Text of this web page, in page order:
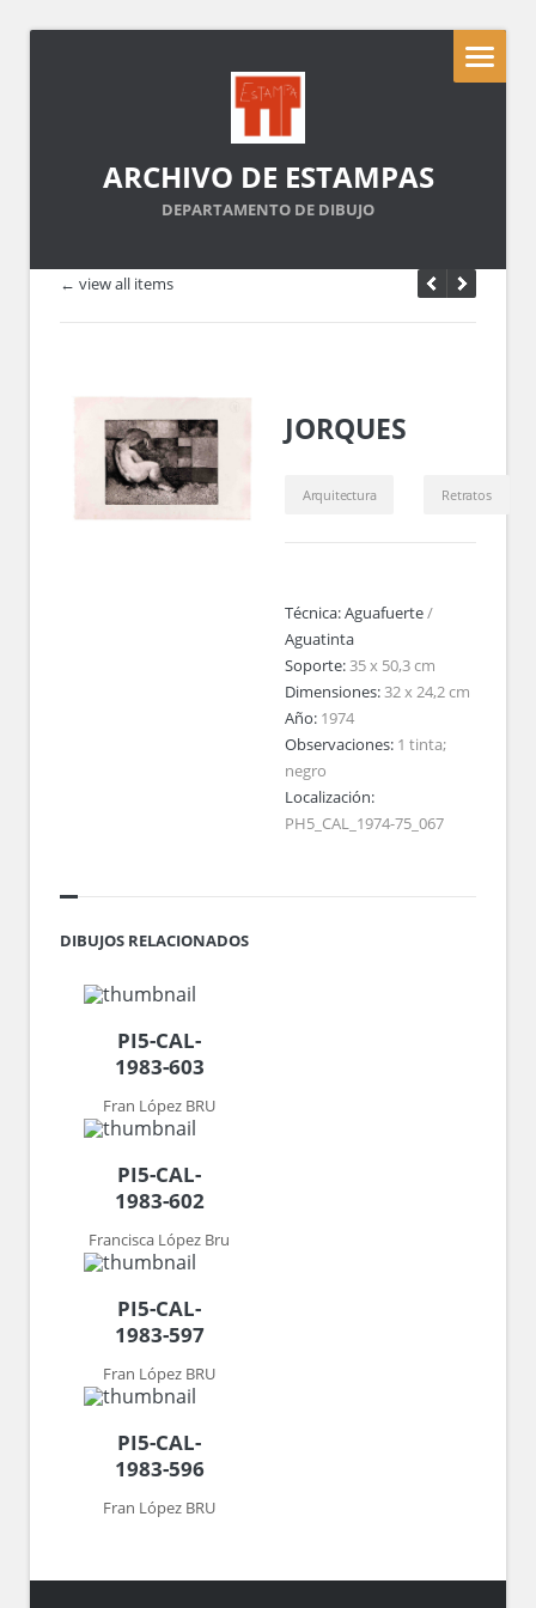
ARCHIVO DE ESTAMPAS
DEPARTAMENTO DE DIBUJO
← view all items
JORQUES
Arquitectura Retratos
Técnica:Aguafuerte/
Aguatinta
Soporte:35 x 50,3 cm
Dimensiones:32 x 24,2 cm
Año: 1974
Observaciones: 1 tinta;
negro
Localización:
PH5_CAL_1974-75_067
DIBUJOS RELACIONADOS
PI5-CAL-
1983-603
Fran López BRU
PI5-CAL-
1983-602
Francisca López Bru
PI5-CAL-
1983-597
Fran López BRU
PI5-CAL-
1983-596
Fran López BRU